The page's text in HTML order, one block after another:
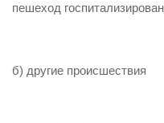
пешеход
б) другие происшествия